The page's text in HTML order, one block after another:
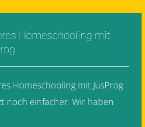
Homeschooling mit
Homeschooling mit JusProg
noch einfacher. Wir haben